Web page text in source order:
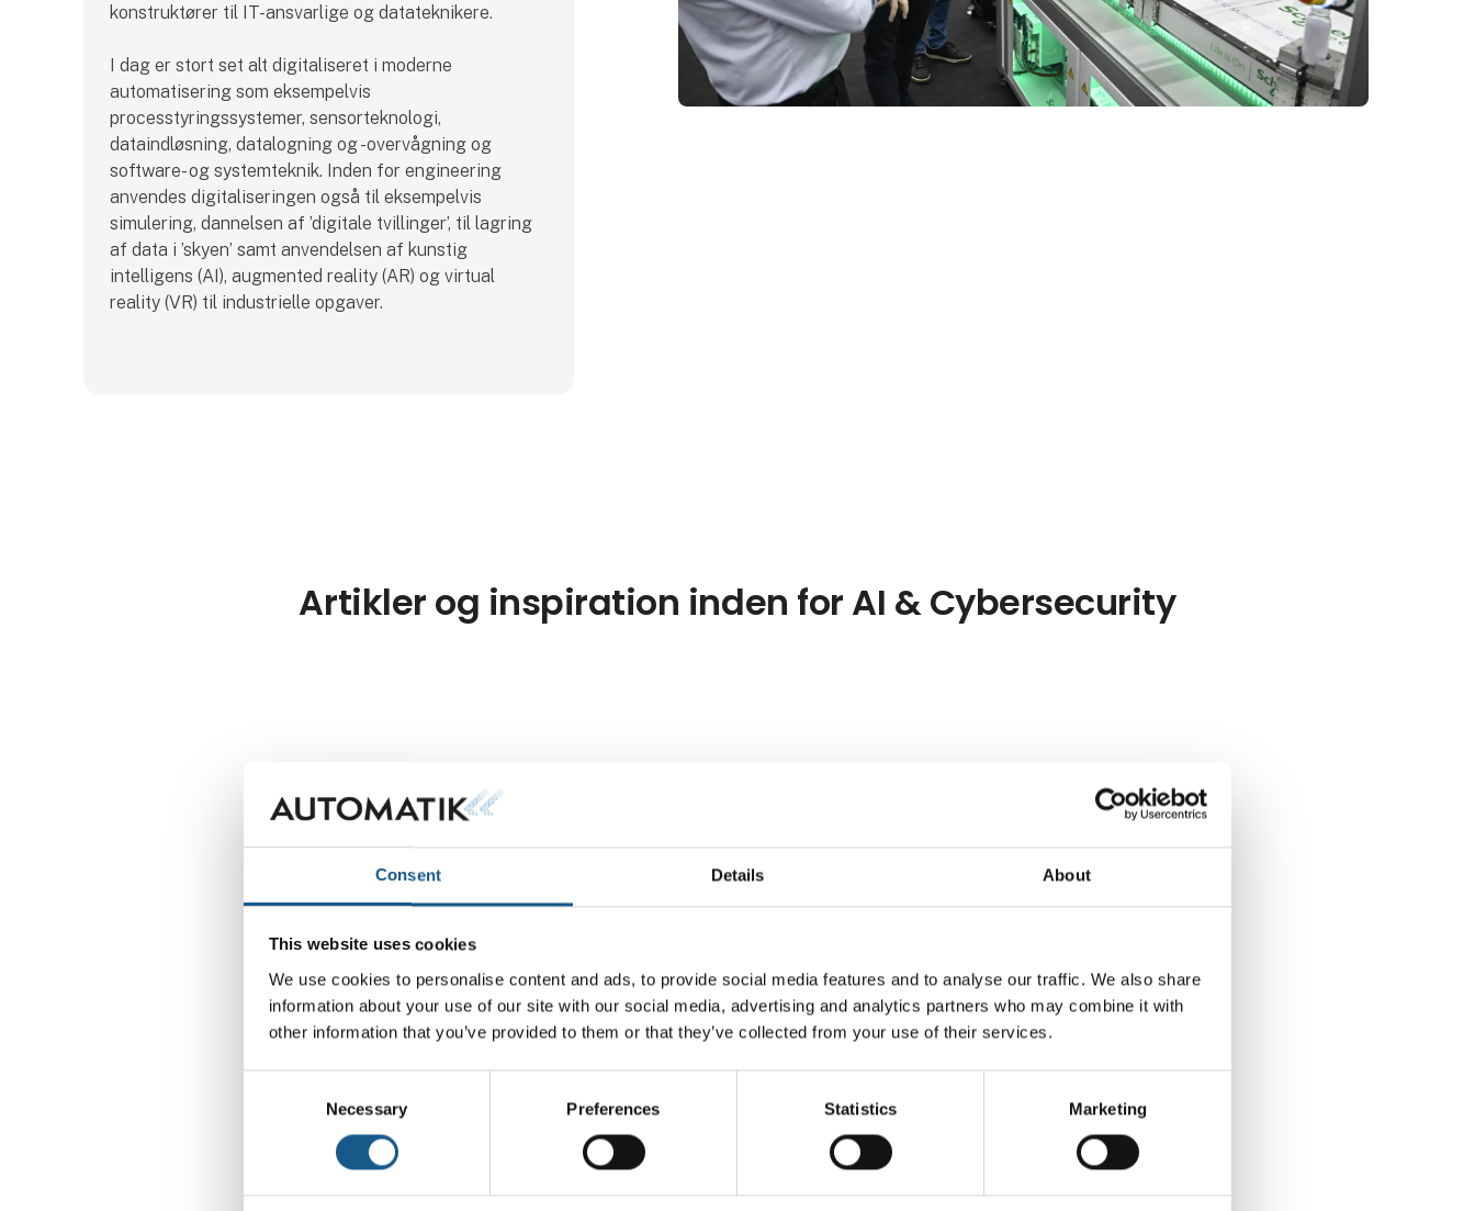
Consent Details About
This website uses cookies
We use cookies to personalise content and ads, to provide social media features and to analyse our traffic. We also share
information about your use of our site with our social media, advertising and analytics partners who may combine it with
other information that you’ve provided to them or that they’ve collected from your use of their services.
Necessary Preferences Statistics Marketing
konstruktører til IT-ansvarlige og datateknikere.
I dag er stort set alt digitaliseret i moderne
automatisering som eksempelvis
processtyringssystemer, sensorteknologi,
dataindløsning, datalogning og -overvågning og
software- og systemteknik. Inden for engineering
anvendes digitaliseringen også til eksempelvis
simulering, dannelsen af ’digitale tvillinger’, til lagring
af data i ’skyen’ samt anvendelsen af kunstig
intelligens (AI), augmented reality (AR) og virtual
reality (VR) til industrielle opgaver.
Artikler og inspiration inden for AI & Cybersecurity